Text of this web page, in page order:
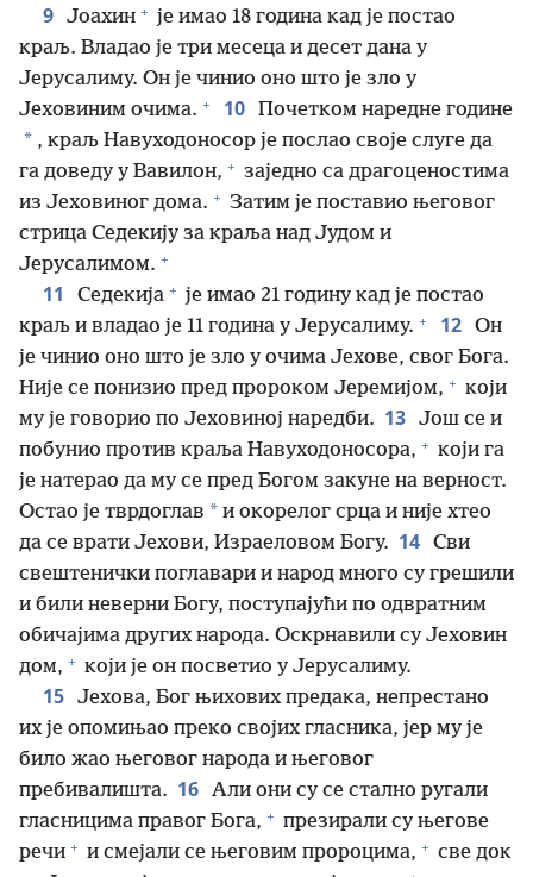
9 Јоахин + је имао 18 година кад је постао
краљ. Владао је три месеца и десет дана у
Јерусалиму. Он је чинио оно што је зло у
Јеховиним очима. + 10 Почетком наредне године
* , краљ Навуходоносор је послао своје слуге да
га доведу у Вавилон, + заједно са драгоценостима
из Јеховиног дома. + Затим је поставио његовог
стрица Седекију за краља над Јудом и
Јерусалимом. +
11 Седекија + је имао 21 годину кад је постао
краљ и владао је 11 година у Јерусалиму. + 12 Он
је чинио оно што је зло у очима Јехове, свог Бога.
Није се понизио пред пророком Јеремијом, + који
му је говорио по Јеховиној наредби. 13 Још се и
побунио против краља Навуходоносора, + који га
је натерао да му се пред Богом закуне на верност.
Остао је тврдоглав * и окорелог срца и није хтео
да се врати Јехови, Израеловом Богу. 14 Сви
свештенички поглавари и народ много су грешили
и били неверни Богу, поступајући по одвратним
обичајима других народа. Оскрнавили су Јеховин
дом, + који је он посветио у Јерусалиму.
15 Јехова, Бог њихових предака, непрестано
их је опомињао преко својих гласника, јер му је
било жао његовог народа и његовог
пребивалишта. 16 Али они су се стално ругали
гласницима правог Бога, + презирали су његове
речи + и смејали се његовим пророцима, + све док